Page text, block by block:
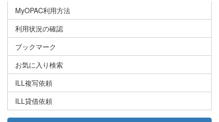
MyOPAC利用方法
利用状況の確認
ブックマーク
お気に入り検索
ILL複写依頼
ILL貸借依頼